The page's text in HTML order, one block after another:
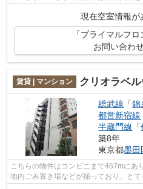
辺には、徒歩3分で利用できる駅があり...
現在空室情報が
「プライマルフ
お問い合わ
賃貸 | マンション クリオラベル
総武線 「錦
都営新宿線
半蔵門線 「
築8年
東京都墨田
こちらの物件はコンビニまで467mにあ
地内ごみ置き場などが揃っており、と